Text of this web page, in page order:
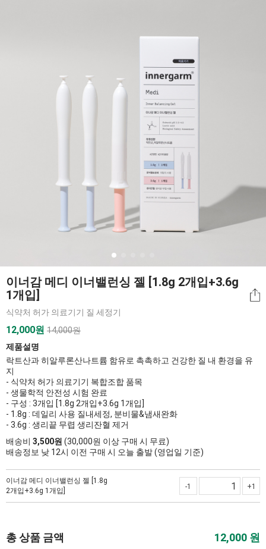
이너감 메디 이너밸런싱 젤 [1.8g 2개입+3.6g
1개입]
식약처 허가 의료기기 질 세정기
12,000원 14,000원
제품설명
락트산과 히알루론산나트륨 함유로 촉촉하고 건강한 질 내 환경을 유
지
- 식약처 허가 의료기기 복합조합 품목
- 생물학적 안전성 시험 완료
- 구성 : 3개입 [1.8g 2개입+3.6g 1개입]
- 1.8g : 데일리 사용 질내세정, 분비물&냄새완화
- 3.6g : 생리끝 무렵 생리잔혈 제거
배송비 3,500원 (30,000원 이상 구매 시 무료)
배송정보 낮 12시 이전 구매 시 오늘 출발 (영업일 기준)
이너감 메디 이너밸런싱 젤 [1.8g
2개입+3.6g 1개입]
+1
-1
총 상품 금액 12,000 원